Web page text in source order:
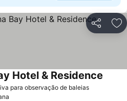
Partilhar
para observação de baleiasVer
Hotel & Residence